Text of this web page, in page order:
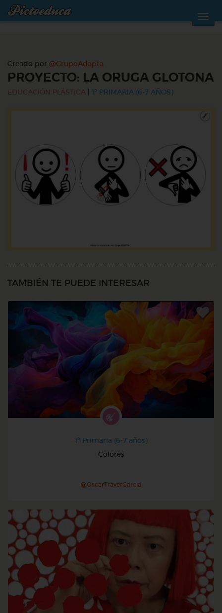
Creado por @GrupoAdapta
PROYECTO: LA ORUGA GLOTONA
EDUCACIÓN PLÁSTICA 1º PRIMARIA (6-7 AÑOS)
TAMBIÉN TE PUEDE INTERESAR
1º Primaria (6-7 años)
Colores
@OscarTraverGarcia